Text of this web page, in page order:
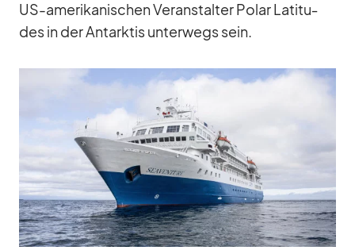
US-ame­ri­ka­ni­schen Ver­an­stal­ter Po­lar La­ti­tu­
des in der Ant­ark­tis un­ter­wegs sein.